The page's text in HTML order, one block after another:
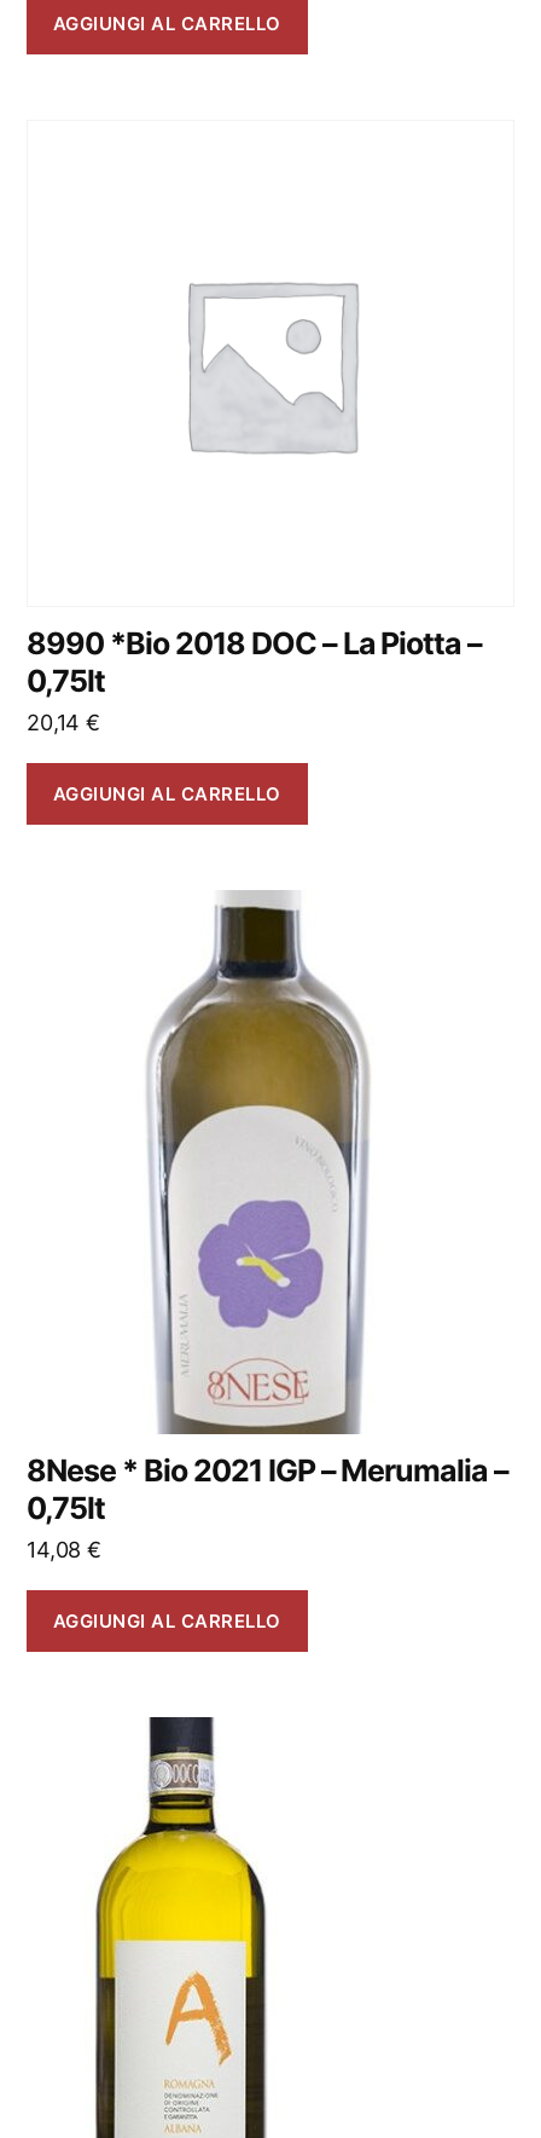
AGGIUNGI AL CARRELLO
8990 *Bio 2018 DOC – La Piotta –
0,75lt
20,14 €
AGGIUNGI AL CARRELLO
8Nese * Bio 2021 IGP – Merumalia –
0,75lt
14,08 €
AGGIUNGI AL CARRELLO